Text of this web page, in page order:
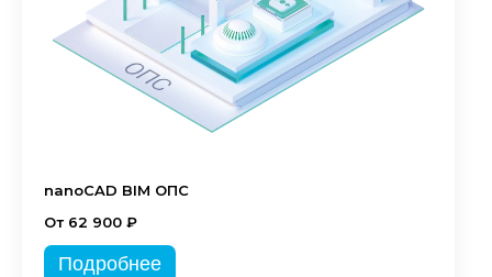
nanoCAD BIM ОПС
От 62 900 ₽
Подробнее